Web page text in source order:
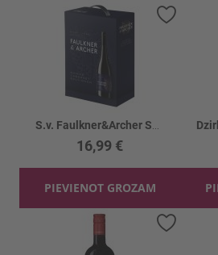
16,99 €
PIEVIENOT GROZAM